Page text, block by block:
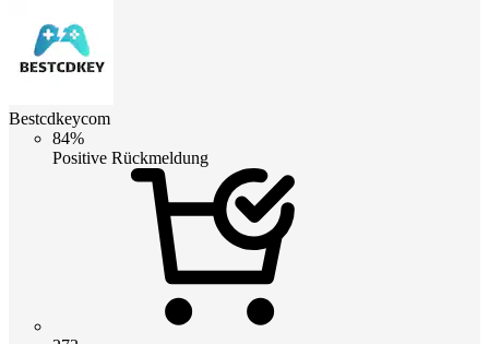
Bestcdkeycom
84%
Positive Rückmeldung